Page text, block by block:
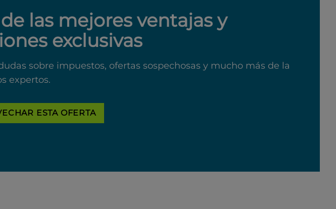
las mejores ventajas y
exclusivas
sobre impuestos, ofertas sospechosas y mucho más de la
expertos.
ESTA OFERTA